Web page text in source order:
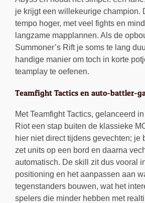
je krijgt een willekeurige champion.
tempo hoger, met veel fights en
langzame mapplannen. Als de
Summoner’s Rift je soms te lang
handige manier om toch in korte
teamplay te oefenen.
Teamfight Tactics en auto-battler-
Met Teamfight Tactics, gelanceerd
Riot een stap buiten de klassieke
hier niet direct tijdens gevechten; je
zet units op een bord en daarna
automatisch. De skill zit dus vooral
positioning en het aanpassen aan
tegenstanders bouwen, wat het
spelers die minder hebben met